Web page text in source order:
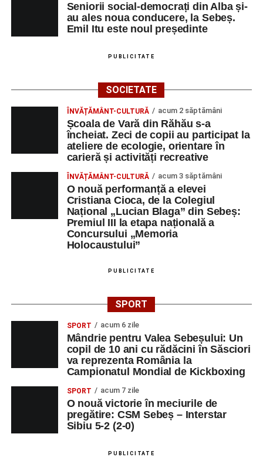
Seniorii social-democrați din Alba și-
au ales noua conducere, la Sebeș.
Emil Itu este noul președinte
PUBLICITATE
SOCIETATE
ÎNVĂȚĂMÂNT-CULTURĂ acum 2 săptămâni
Școala de Vară din Răhău s-a
încheiat. Zeci de copii au participat la
ateliere de ecologie, orientare în
carieră și activități recreative
ÎNVĂȚĂMÂNT-CULTURĂ acum 3 săptămâni
O nouă performanță a elevei
Cristiana Cioca, de la Colegiul
Național „Lucian Blaga” din Sebeș:
Premiul III la etapa națională a
Concursului „Memoria
Holocaustului”
PUBLICITATE
SPORT
SPORT acum 6 zile
Mândrie pentru Valea Sebeșului: Un
copil de 10 ani cu rădăcini în Săsciori
va reprezenta România la
Campionatul Mondial de Kickboxing
SPORT acum 7 zile
O nouă victorie în meciurile de
pregătire: CSM Sebeș – Interstar
Sibiu 5-2 (2-0)
PUBLICITATE